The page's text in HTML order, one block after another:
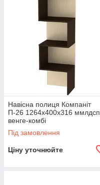
Навісна полиця Компаніт
П-26 1264х400х316 ммлдсп
венге-комбі
Під замовлення
Ціну уточнюйте